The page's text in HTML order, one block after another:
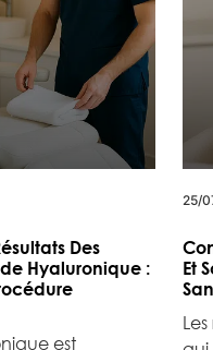
Des
Hyaluronique :
est
25/
Et